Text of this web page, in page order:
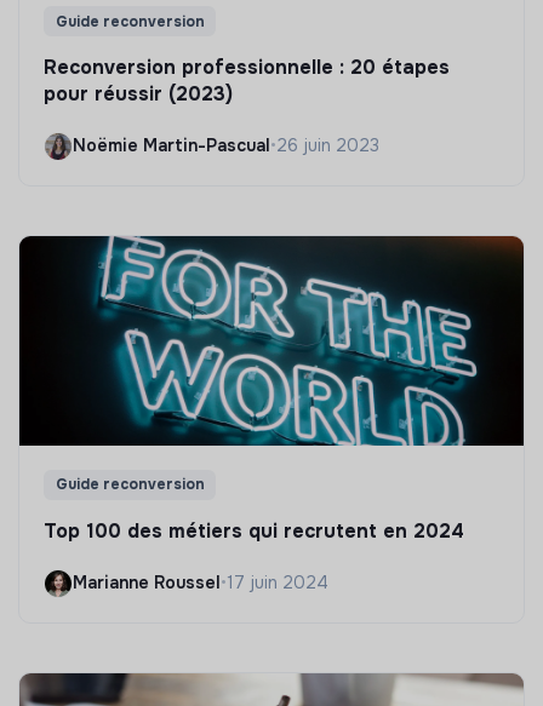
Guide reconversion
Reconversion professionnelle : 20 étapes
pour réussir (2023)
Noëmie Martin-Pascual •26 juin 2023
Guide reconversion
Top 100 des métiers qui recrutent en 2024
Marianne Roussel•17 juin 2024